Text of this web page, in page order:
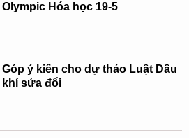
Olympic Hóa học 19-5
Góp ý kiến cho dự thảo Luật Dầu
khí sửa đổi